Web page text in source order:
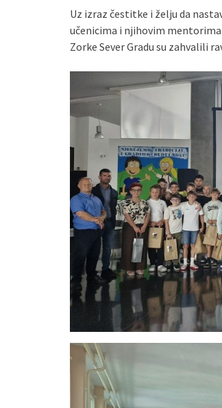
Uz izraz čestitke i želju da
učenicima i njihovim mentorima
Zorke Sever Gradu su zahvalili